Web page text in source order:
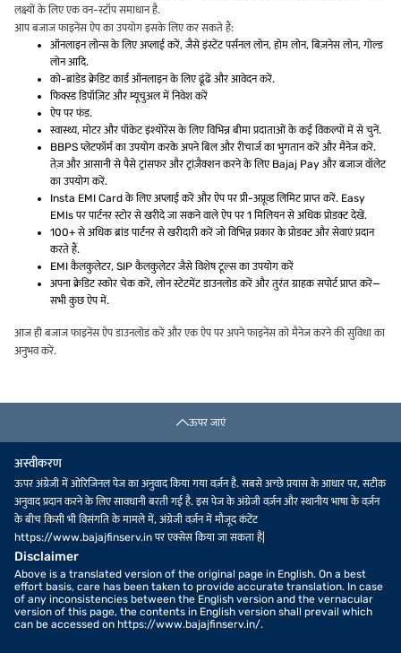
लक्ष्यों के लिए एक वन-स्टॉप समाधान है.
आप बजाज फाइनेंस ऐप का उपयोग इसके लिए कर सकते हैं:
ऑनलाइन लोन्स के लिए अप्लाई करें, जैसे इंस्टेंट पर्सनल लोन, होम लोन, बिज़नेस लोन, गोल्ड
लोन आदि.
को-ब्रांडेड क्रेडिट कार्ड ऑनलाइन के लिए ढूंढें और आवेदन करें.
फिक्स्ड डिपॉज़िट और म्यूचुअल में निवेश करें
ऐप पर फंड.
स्वास्थ्य, मोटर और पॉकेट इंश्योरेंस के लिए विभिन्न बीमा प्रदाताओं के कई विकल्पों में से चुनें.
BBPS प्लेटफॉर्म का उपयोग करके अपने बिल और रीचार्ज का भुगतान करें और मैनेज करें.
तेज़ और आसानी से पैसे ट्रांसफर और ट्रांज़ैक्शन करने के लिए Bajaj Pay और बजाज वॉलेट
का उपयोग करें.
Insta EMI Card के लिए अप्लाई करें और ऐप पर प्री-अप्रूव्ड लिमिट प्राप्त करें. Easy
EMIs पर पार्टनर स्टोर से खरीदे जा सकने वाले ऐप पर 1 मिलियन से अधिक प्रोडक्ट देखें.
100+ से अधिक ब्रांड पार्टनर से खरीदारी करें जो विभिन्न प्रकार के प्रोडक्ट और सेवाएं प्रदान
करते हैं.
EMI कैलकुलेटर, SIP कैलकुलेटर जैसे विशेष टूल्स का उपयोग करें
अपना क्रेडिट स्कोर चेक करें, लोन स्टेटमेंट डाउनलोड करें और तुरंत ग्राहक सपोर्ट प्राप्त करें—
सभी कुछ ऐप में.
आज ही बजाज फाइनेंस ऐप डाउनलोड करें और एक ऐप पर अपने फाइनेंस को मैनेज करने की सुविधा का
अनुभव करें.
ऊपर जाएं
अस्वीकरण
ऊपर अंग्रेजी में ओरिजिनल पेज का अनुवाद किया गया वर्ज़न है. सबसे अच्छे प्रयास के आधार पर, सटीक
अनुवाद प्रदान करने के लिए सावधानी बरती गई है. इस पेज के अंग्रेजी वर्ज़न और स्थानीय भाषा के वर्ज़न
के बीच किसी भी विसंगति के मामले में, अंग्रेजी वर्ज़न में मौजूद कंटेंट
https://www.bajajfinserv.in पर एक्सेस किया जा सकता है|
Disclaimer
Above is a translated version of the original page in English. On a best
effort basis, care has been taken to provide accurate translation. In case
of any inconsistencies between the English version and the vernacular
version of this page, the contents in English version shall prevail which
can be accessed on https://www.bajajfinserv.in/.